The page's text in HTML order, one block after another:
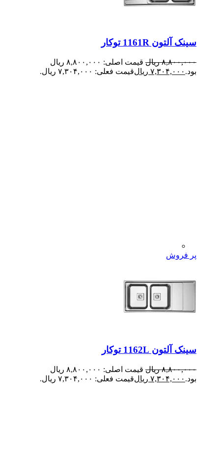
سینک آلتون 1161R توکار
۸,۸۰۰,۰۰۰ ریال
قیمت اصلی: ۸,۸۰۰,۰۰۰ ریال
بود.۷,۳۰۴,۰۰۰ ریال قیمت فعلی: ۷,۳۰۴,۰۰۰ ریال.
پر فروش
سینک آلتون 1162L توکار
۸,۸۰۰,۰۰۰ ریال
قیمت اصلی: ۸,۸۰۰,۰۰۰ ریال
بود.۷,۳۰۴,۰۰۰ ریال قیمت فعلی: ۷,۳۰۴,۰۰۰ ریال.